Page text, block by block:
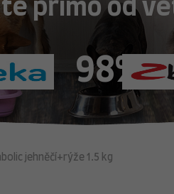
přímo od
98%
jehněčí+rýže 1.5 kg